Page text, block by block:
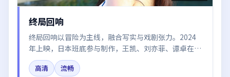
终局回响
终局回响以冒险为主线，融合写实与戏剧张力。2024
年上映，日本班底参与制作，王凯、刘亦菲、谭卓在片
中呈现细腻表演，影像风格统一，配乐与剪辑强化了情
绪曲线。
高清
流畅